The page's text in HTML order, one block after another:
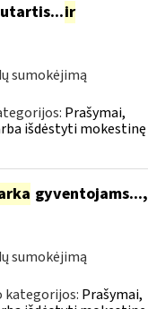
ir
sumokėjimą
Prašymai,
išdėstyti mokestinę
gyventojams...,
sumokėjimą
kategorijos: Prašymai,